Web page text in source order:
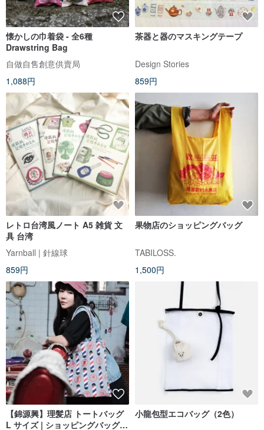
懐かしの巾着袋 - 全6種
Drawstring Bag
自做自售創意供賣局
1,088円
茶器と器のマスキングテープ
Design Stories
859円
レトロ台湾風ノート A5 雑貨 文
具 台湾
Yarnball | 針線球
859円
果物店のショッピングバッグ
TABILOSS.
1,500円
【錦源興】理髪店 トートバッグ
L サイズ | ショッピングバッグ
小龍包型エコバッグ（2色）